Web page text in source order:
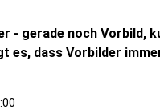
- gerade noch Vorbild,
es, dass Vorbilder